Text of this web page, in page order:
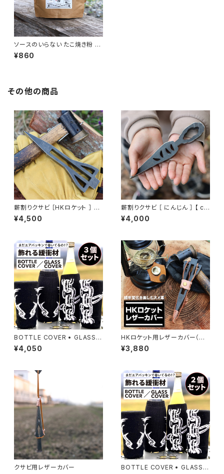
ソースのいらない たこ焼き粉 3
00ｇ
¥860
その他の商品
薪割りクサビ ［HKロケット ］ 【 c
orerocca ( コレロッカ )】
¥4,500
薪割りクサビ ［ にんじん ］ 【 co
rerocca ( コレロッカ )】
¥4,000
BOTTLE COVER • GLASS C
OVER [ ３個セット ]
¥4,050
HKロケット用レザーカバー（薪
割りクサビ用カバー）
¥3,880
クサビ用レザーカバー
BOTTLE COVER • GLASS C